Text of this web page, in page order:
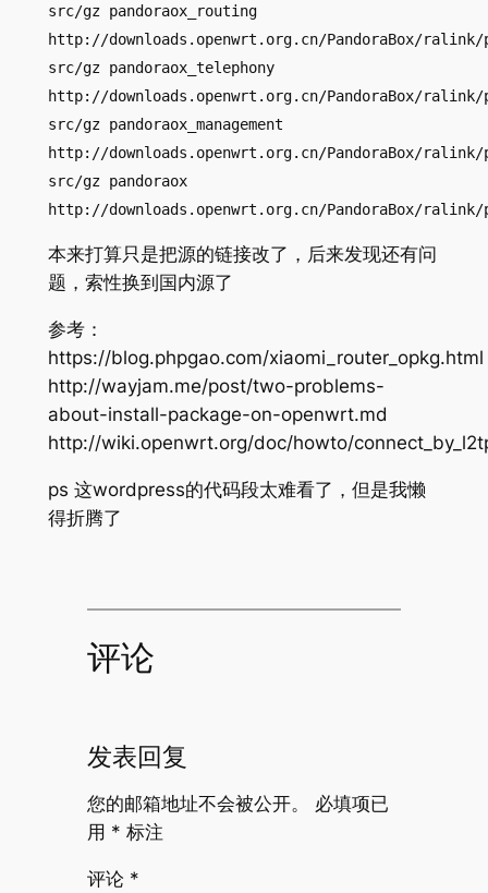
src/gz pandoraox_routing
http://downloads.openwrt.org.cn/PandoraBox/ralink/
src/gz pandoraox_telephony
http://downloads.openwrt.org.cn/PandoraBox/ralink/
src/gz pandoraox_management
http://downloads.openwrt.org.cn/PandoraBox/ralink/
src/gz pandoraox
http://downloads.openwrt.org.cn/PandoraBox/ralink/
本来打算只是把源的链接改了，后来发现还有问
题，索性换到国内源了
参考：
https://blog.phpgao.com/xiaomi_router_opkg.html
http://wayjam.me/post/two-problems-
about-install-package-on-openwrt.md
http://wiki.openwrt.org/doc/howto/
ps 这wordpress的代码段太难看了，但是我懒
得折腾了
评论
发表回复
您的邮箱地址不会被公开。
必填项已
用 * 标注
评论 *